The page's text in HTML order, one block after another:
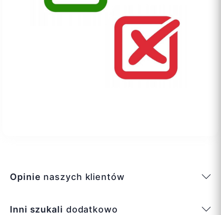
Opinie naszych klientów
Inni szukali dodatkowo